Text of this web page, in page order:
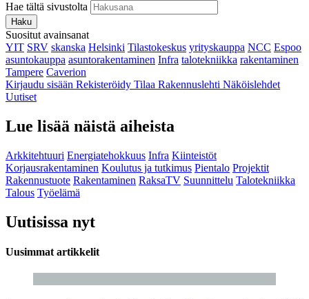
Hae tältä sivustolta
Haku
Suositut avainsanat
YIT SRV skanska Helsinki Tilastokeskus yrityskauppa NCC Espoo
asuntokauppa asuntorakentaminen Infra talotekniikka rakentaminen
Tampere Caverion
Kirjaudu sisään Rekisteröidy Tilaa Rakennuslehti Näköislehdet
Uutiset
Lue lisää näistä aiheista
Arkkitehtuuri Energiatehokkuus Infra Kiinteistöt
Korjausrakentaminen Koulutus ja tutkimus Pientalo Projektit
Rakennustuote Rakentaminen RaksaTV Suunnittelu Talotekniikka
Talous Työelämä
Uutisissa nyt
Uusimmat artikkelit